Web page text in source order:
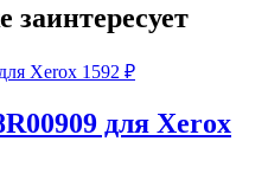
1592 ₽
для Xerox